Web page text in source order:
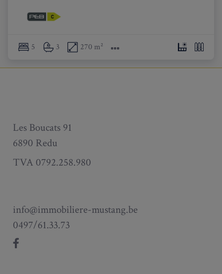
5 3 270 m²
Les Boucats 91
6890 Redu
TVA 0792.258.980
info@immobiliere-mustang.be
0497/61.33.73